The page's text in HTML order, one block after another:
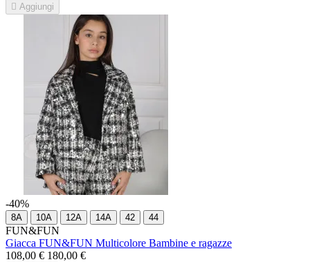
 Aggiungi
-40%
8A 10A 12A 14A 42 44
FUN&FUN
Giacca FUN&FUN Multicolore Bambine e ragazze
108,00 € 180,00 €